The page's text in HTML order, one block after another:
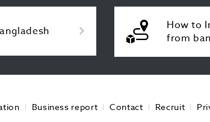
How to
from
Business report Contact Recruit